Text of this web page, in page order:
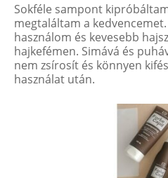
Sokféle sampont
megtaláltam a
használom és kevesebb
hajkefémen. Simává és
nem zsírosít és könnyen
használat után.